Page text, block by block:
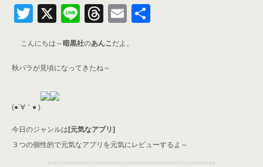
T
itt
er
X Li
e
T
re
a
E
ai
こんにちは～暗黒社のあんこ だよ。
秋バラが見頃になってきたね～
(●´∀｀● )
今日のジャンルは[元気なアプリ]
３つの個性的で元気なアプリを元気にレビューするよ～